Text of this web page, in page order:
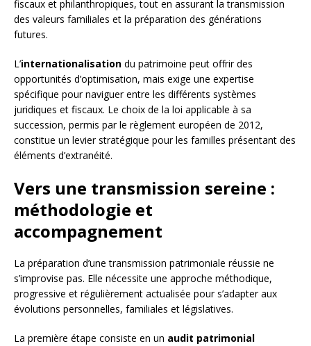
fiscaux et philanthropiques, tout en assurant la transmission
des valeurs familiales et la préparation des générations
futures.
L’internationalisation du patrimoine peut offrir des
opportunités d’optimisation, mais exige une expertise
spécifique pour naviguer entre les différents systèmes
juridiques et fiscaux. Le choix de la loi applicable à sa
succession, permis par le règlement européen de 2012,
constitue un levier stratégique pour les familles présentant des
éléments d’extranéité.
Vers une transmission sereine :
méthodologie et
accompagnement
La préparation d’une transmission patrimoniale réussie ne
s’improvise pas. Elle nécessite une approche méthodique,
progressive et régulièrement actualisée pour s’adapter aux
évolutions personnelles, familiales et législatives.
La première étape consiste en un audit patrimonial